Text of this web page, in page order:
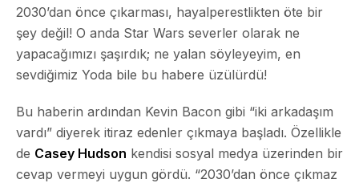
2030’dan önce çıkarması, hayalperestlikten öte bir
şey değil! O anda Star Wars severler olarak ne
yapacağımızı şaşırdık; ne yalan söyleyeyim, en
sevdiğimiz Yoda bile bu habere üzülürdü!
Bu haberin ardından Kevin Bacon gibi “iki arkadaşım
vardı” diyerek itiraz edenler çıkmaya başladı. Özellikle
de Casey Hudson kendisi sosyal medya üzerinden bir
cevap vermeyi uygun gördü. “2030’dan önce çıkmaz